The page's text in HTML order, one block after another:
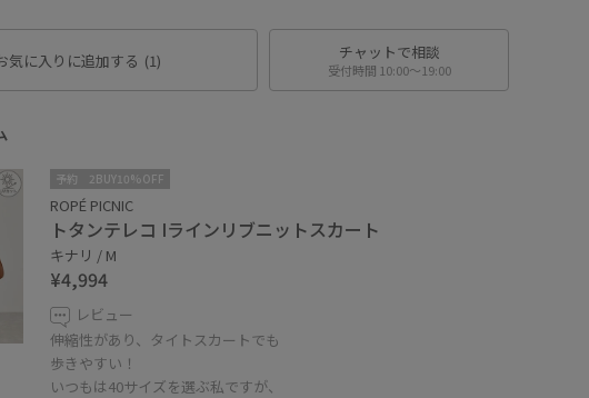
気に入りに追加する (1) チャットで相談
受付時間 10:00〜19:00
予約 2BUY10%OFF
ROPÉ PICNIC
トタンテレコ Iラインリブニットスカート
キナリ / M
¥4,994
レビュー
伸縮性があり、タイトスカートでも
歩きやすい！
いつもは40サイズを選ぶ私ですが、